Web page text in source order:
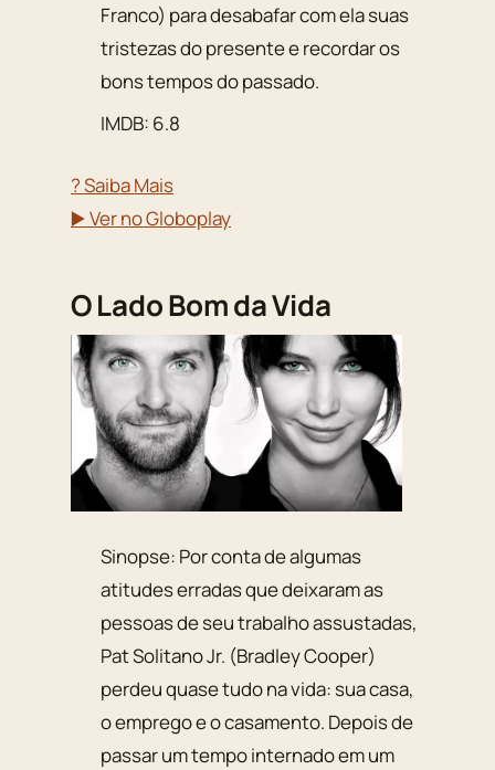
Franco) para desabafar com ela suas
tristezas do presente e recordar os
bons tempos do passado.
IMDB: 6.8
? Saiba Mais
▶️ Ver no Globoplay
O Lado Bom da Vida
Sinopse: Por conta de algumas
atitudes erradas que deixaram as
pessoas de seu trabalho assustadas,
Pat Solitano Jr. (Bradley Cooper)
perdeu quase tudo na vida: sua casa,
o emprego e o casamento. Depois de
passar um tempo internado em um